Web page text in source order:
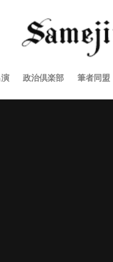
政治倶楽部 筆者同盟